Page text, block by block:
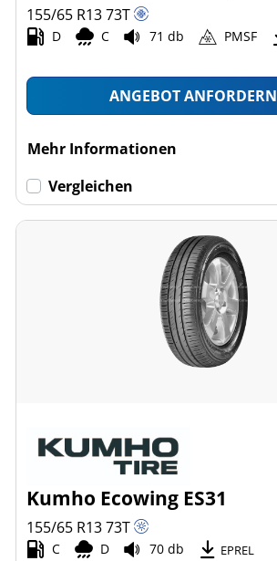
155/65 R1373T
D C 71 db PMSF
ANGEBOT ANFORDERN
Mehr Informationen
Vergleichen
Kumho Ecowing ES31
155/65 R1373T
C D 70 db EPREL